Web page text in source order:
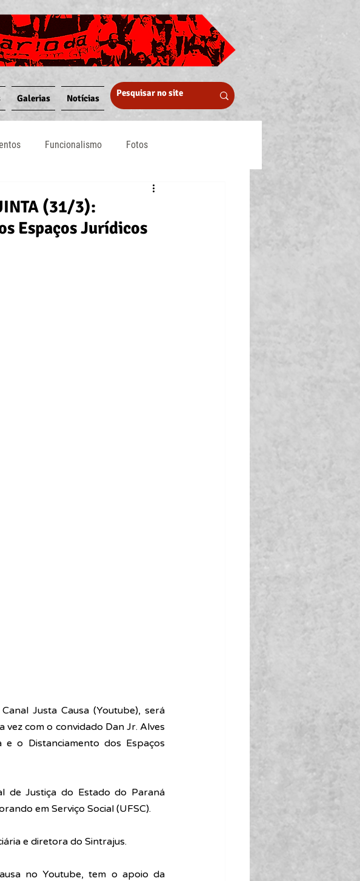
Galerias Notícias
Funcionalismo Fotos
(31/3):
Espaços Jurídicos
Justa Causa (Youtube), será
com o convidado Dan Jr. Alves
o Distanciamento dos Espaços
de Justiça do Estado do Paraná
em Serviço Social (UFSC).
e diretora do Sintrajus.
no Youtube, tem o apoio da